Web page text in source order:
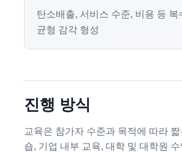
탄소배출, 서비스 수준, 비용 등 복
균형 감각 형성
진행 방식
교육은 참가자 수준과 목적에 따라
숍, 기업 내부 교육, 대학 및 대학원